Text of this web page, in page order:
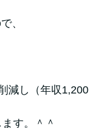
、
減し（年収1,200
す。＾＾